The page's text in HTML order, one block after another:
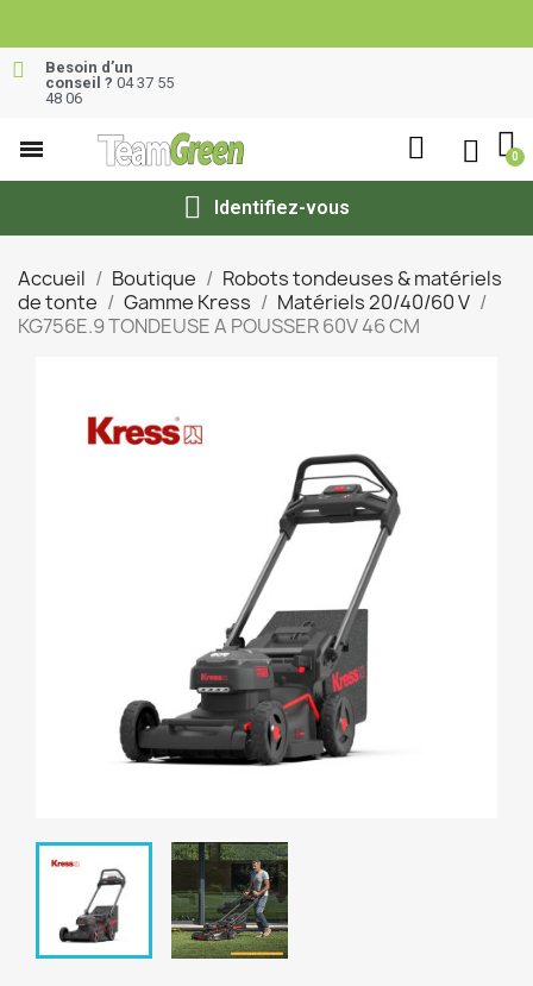
Besoin d’un
conseil ? 04 37 55
48 06
Identifiez-vous
Accueil Boutique
Robots tondeuses & matériels
de tonte
Gamme Kress
Matériels 20/40/60 V
KG756E.9 TONDEUSE A POUSSER 60V 46 CM